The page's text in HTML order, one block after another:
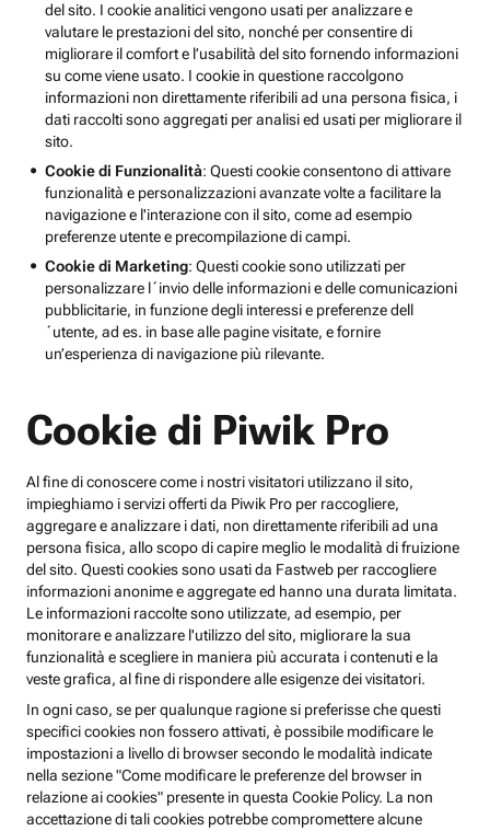
del sito. I cookie analitici vengono usati per analizzare e
valutare le prestazioni del sito, nonché per consentire di
migliorare il comfort e l’usabilità del sito fornendo informazioni
su come viene usato. I cookie in questione raccolgono
informazioni non direttamente riferibili ad una persona fisica, i
dati raccolti sono aggregati per analisi ed usati per migliorare il
sito.
Cookie di Funzionalità: Questi cookie consentono di attivare
funzionalità e personalizzazioni avanzate volte a facilitare la
navigazione e l'interazione con il sito, come ad esempio
preferenze utente e precompilazione di campi.
Cookie di Marketing: Questi cookie sono utilizzati per
personalizzare l´invio delle informazioni e delle comunicazioni
pubblicitarie, in funzione degli interessi e preferenze dell
´utente, ad es. in base alle pagine visitate, e fornire
un’esperienza di navigazione più rilevante.
Cookie di Piwik Pro
Al fine di conoscere come i nostri visitatori utilizzano il sito,
impieghiamo i servizi offerti da Piwik Pro per raccogliere,
aggregare e analizzare i dati, non direttamente riferibili ad una
persona fisica, allo scopo di capire meglio le modalità di fruizione
del sito. Questi cookies sono usati da Fastweb per raccogliere
informazioni anonime e aggregate ed hanno una durata limitata.
Le informazioni raccolte sono utilizzate, ad esempio, per
monitorare e analizzare l'utilizzo del sito, migliorare la sua
funzionalità e scegliere in maniera più accurata i contenuti e la
veste grafica, al fine di rispondere alle esigenze dei visitatori.
In ogni caso, se per qualunque ragione si preferisse che questi
specifici cookies non fossero attivati, è possibile modificare le
impostazioni a livello di browser secondo le modalità indicate
nella sezione "Come modificare le preferenze del browser in
relazione ai cookies" presente in questa Cookie Policy. La non
accettazione di tali cookies potrebbe compromettere alcune